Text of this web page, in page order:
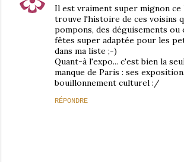
Il est vraiment super mignon
trouve l'histoire de ces voisins
pompons, des déguisements ou
fêtes super adaptée pour les
dans ma liste ;-)
Quant-à l'expo... c'est bien la
manque de Paris : ses
bouillonnement culturel :/
RÉPONDRE